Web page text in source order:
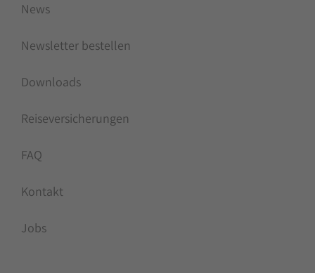
News
Newsletter bestellen
Downloads
Reiseversicherungen
FAQ
Kontakt
Jobs